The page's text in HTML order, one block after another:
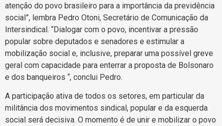
atenção do povo brasileiro para a importância da previdência
social”, lembra Pedro Otoni, Secretário de Comunicação da
Intersindical. “Dialogar com o povo, incentivar a pressão
popular sobre deputados e senadores e estimular a
mobilização social e, inclusive, preparar uma possível greve
geral com capacidade para enterrar a proposta de Bolsonaro
e dos banqueiros “, conclui Pedro.
A participação ativa de todos os setores, em particular da
militância dos movimentos sindical, popular e da esquerda
social será decisiva. O momento é de unir e mobilizar o povo